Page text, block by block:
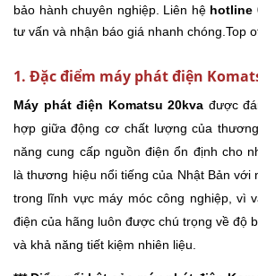
bảo hành chuyên nghiệp. Liên hệ hotline
tư vấn và nhận báo giá nhanh chóng.Top
1. Đặc điểm máy phát điện
Máy phát điện Komatsu 20kva được
hợp giữa động cơ chất lượng của
năng cung cấp nguồn điện ổn định cho
là thương hiệu nổi tiếng của Nhật Bản với
trong lĩnh vực máy móc công nghiệp, vì
điện của hãng luôn được chú trọng về độ
và khả năng tiết kiệm nhiên liệu.